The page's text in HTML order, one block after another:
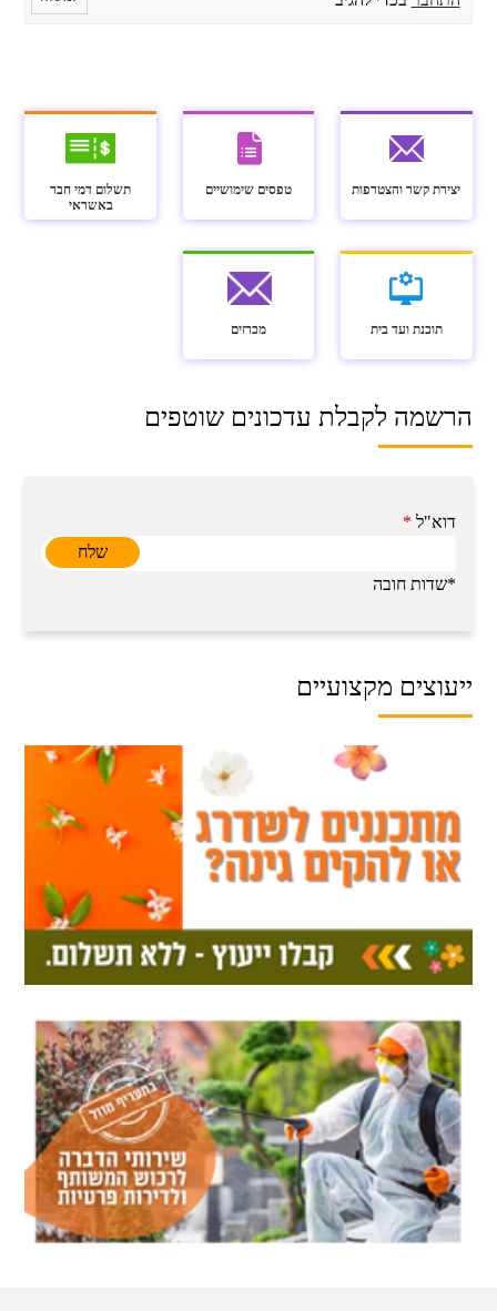
יצירת קשר והצטרפות טפסים שימושיים
תשלום דמי חבר
באשראי
תוכנת ועד בית מכרזים
הרשמה לקבלת עדכונים שוטפים
דוא"ל *
*שדות חובה
ייעוצים מקצועיים